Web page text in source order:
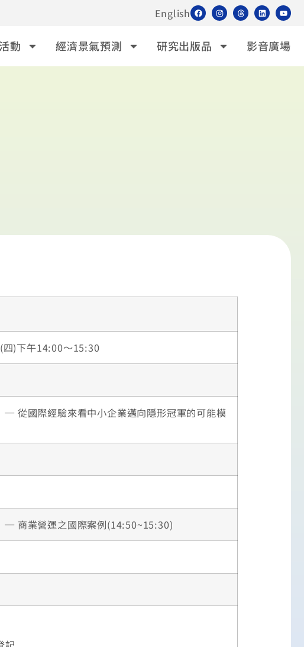
English
動 經濟景氣預測 研究出版品 影音廣場
)下午14:00～15:30
─ 從國際經驗來看中小企業邁向隱形冠軍的可能模
─ 商業營運之國際案例(14:50~15:30)